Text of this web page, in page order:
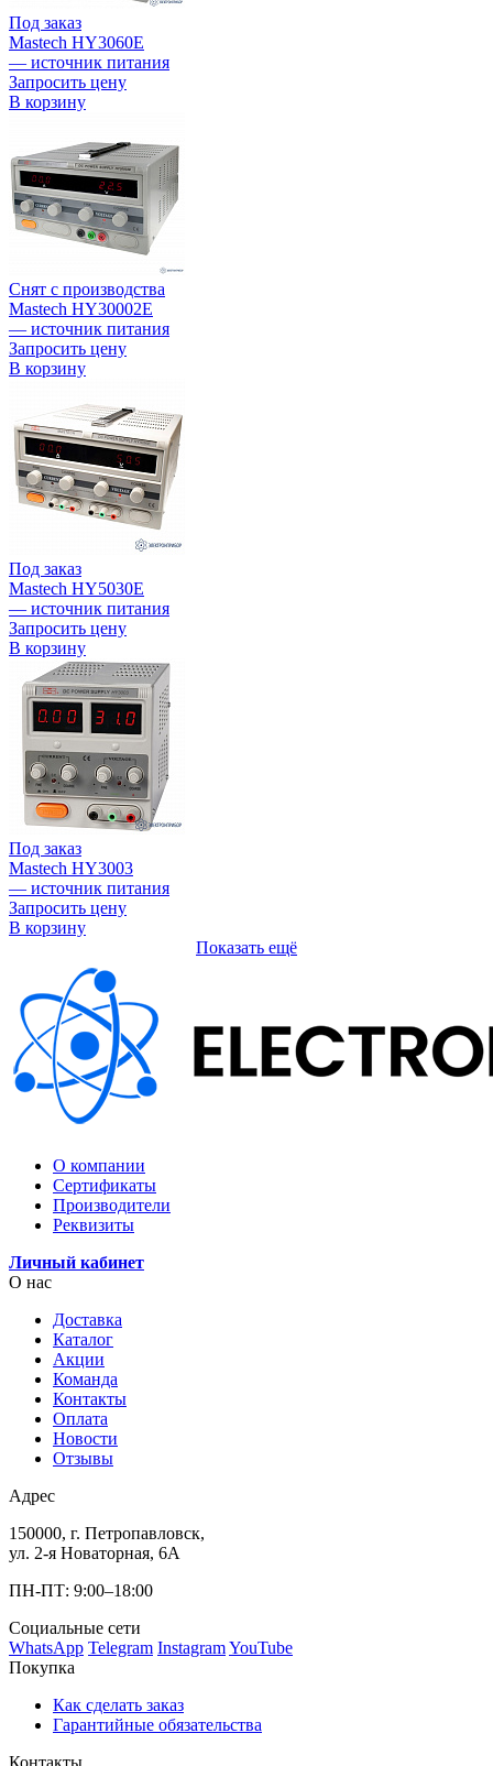
Под заказ
Mastech HY3060E
— источник питания
Запросить цену
В корзину
Снят с производства
Mastech HY30002E
— источник питания
Запросить цену
В корзину
Под заказ
Mastech HY5030E
— источник питания
Запросить цену
В корзину
Под заказ
Mastech HY3003
— источник питания
Запросить цену
В корзину
Показать ещё
О компании
Сертификаты
Производители
Реквизиты
Личный кабинет
О нас
Доставка
Каталог
Акции
Команда
Контакты
Оплата
Новости
Отзывы
Адрес
150000, г. Петропавловск,
ул. 2-я Новаторная, 6А
ПН-ПТ: 9:00–18:00
Социальные сети
WhatsApp Telegram InstagramYouTube
Покупка
Как сделать заказ
Гарантийные обязательства
Контакты